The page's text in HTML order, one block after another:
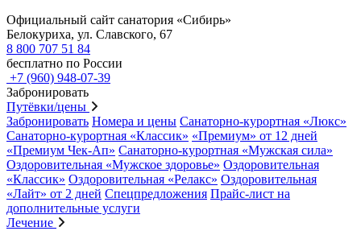
Официальный сайт санатория «Сибирь»
Белокуриха, ул. Славского, 67
8 800 707 51 84
бесплатно по России
+7 (960) 948-07-39
Забронировать
Путёвки/цены
Забронировать Номера и цены Санаторно-курортная «Люкс»
Санаторно-курортная «Классик» «Премиум» от 12 дней
«Премиум Чек-Ап» Санаторно-курортная «Мужская сила»
Оздоровительная «Мужское здоровье» Оздоровительная
«Классик» Оздоровительная «Релакс» Оздоровительная
«Лайт» от 2 дней Спецпредложения Прайс-лист на
дополнительные услуги
Лечение